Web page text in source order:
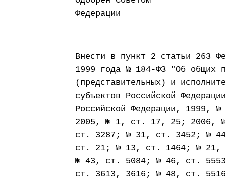
Федерации 10
Внести в пункт 2 статьи 263
1999 года № 184-ФЗ "Об общих
(представительных) и
субъектов Российской
Российской Федерации,
2005, № 1, ст. 17, 25; 2006,
ст. 3287; № 31, ст. 3452; №
ст. 21; № 13, ст. 1464; № 21,
№ 43, ст. 5084; № 46, ст.
ст. 3613, 3616; № 48, ст.